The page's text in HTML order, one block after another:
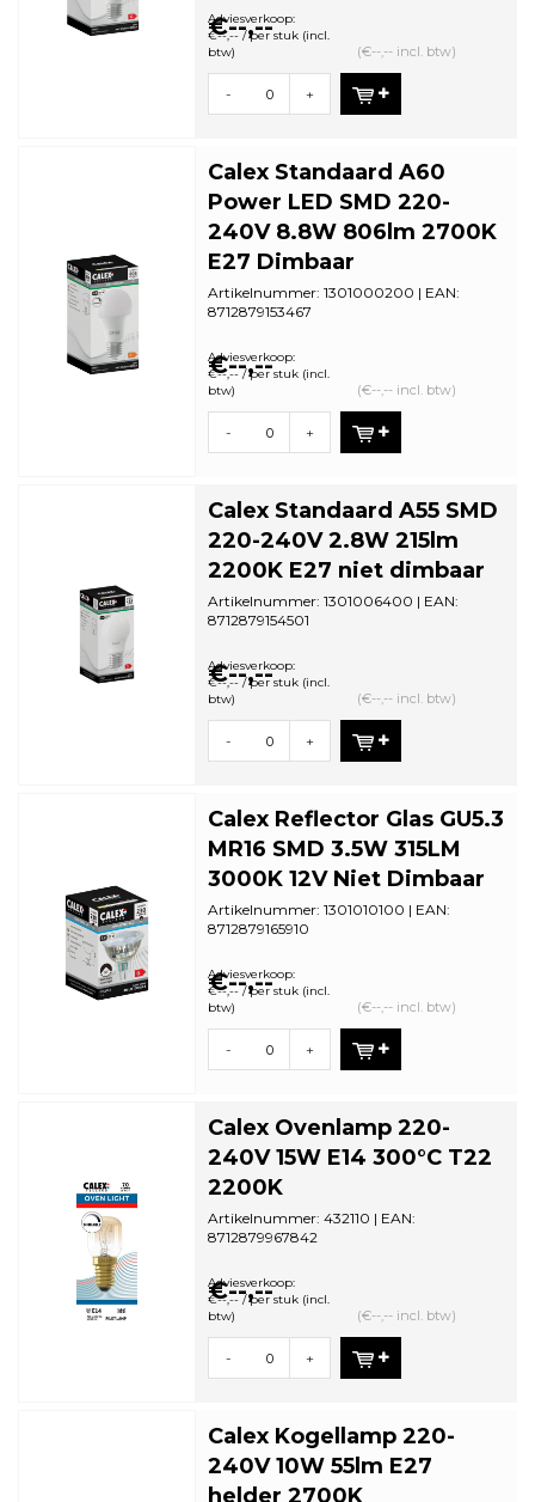
€--,--
Adviesverkoop:
€--,-- / per stuk (incl.
btw)
(€--,-- incl. btw)
- +
Calex Standaard A60
Power LED SMD 220-
240V 8.8W 806lm 2700K
E27 Dimbaar
Artikelnummer: 1301000200 | EAN:
8712879153467
€--,--
Adviesverkoop:
€--,-- / per stuk (incl.
btw)
(€--,-- incl. btw)
- +
Calex Standaard A55 SMD
220-240V 2.8W 215lm
2200K E27 niet dimbaar
Artikelnummer: 1301006400 | EAN:
8712879154501
€--,--
Adviesverkoop:
€--,-- / per stuk (incl.
btw)
(€--,-- incl. btw)
- +
Calex Reflector Glas GU5.3
MR16 SMD 3.5W 315LM
3000K 12V Niet Dimbaar
Artikelnummer: 1301010100 | EAN:
8712879165910
€--,--
Adviesverkoop:
€--,-- / per stuk (incl.
btw)
(€--,-- incl. btw)
- +
Calex Ovenlamp 220-
240V 15W E14 300°C T22
2200K
Artikelnummer: 432110 | EAN:
8712879967842
€--,--
Adviesverkoop:
€--,-- / per stuk (incl.
btw)
(€--,-- incl. btw)
- +
Calex Kogellamp 220-
240V 10W 55lm E27
helder 2700K